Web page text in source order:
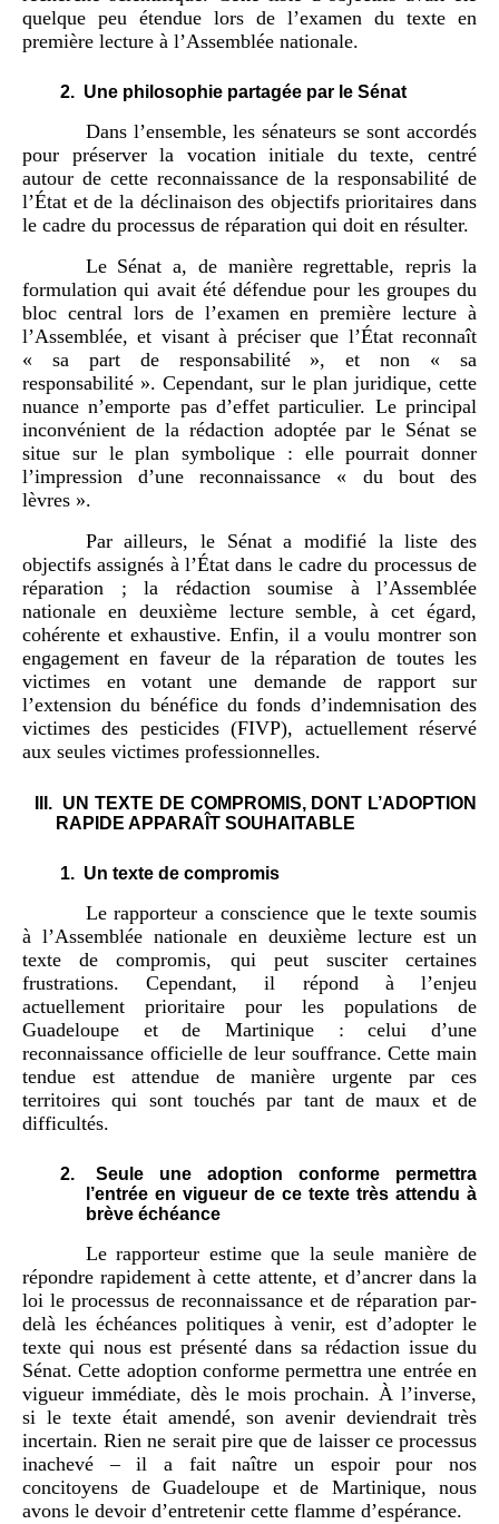
quelque peu étendue lors de l’examen du texte en
première lecture à l’Assemblée nationale.
2. Une philosophie partagée par le Sénat
Dans l’ensemble, les sénateurs se sont accordés
pour préserver la vocation initiale du texte, centré
autour de cette reconnaissance de la responsabilité de
l’État et de la déclinaison des objectifs prioritaires dans
le cadre du processus de réparation qui doit en résulter.
Le Sénat a, de manière regrettable, repris la
formulation qui avait été défendue pour les groupes du
bloc central lors de l’examen en première lecture à
l’Assemblée, et visant à préciser que l’État reconnaît
« sa part de responsabilité », et non « sa
responsabilité ». Cependant, sur le plan juridique, cette
nuance n’emporte pas d’effet particulier. Le principal
inconvénient de la rédaction adoptée par le Sénat se
situe sur le plan symbolique : elle pourrait donner
l’impression d’une reconnaissance « du bout des
lèvres ».
Par ailleurs, le Sénat a modifié la liste des
objectifs assignés à l’État dans le cadre du processus de
réparation ; la rédaction soumise à l’Assemblée
nationale en deuxième lecture semble, à cet égard,
cohérente et exhaustive. Enfin, il a voulu montrer son
engagement en faveur de la réparation de toutes les
victimes en votant une demande de rapport sur
l’extension du bénéfice du fonds d’indemnisation des
victimes des pesticides (FIVP), actuellement réservé
aux seules victimes professionnelles.
III. UN TEXTE DE COMPROMIS, DONT L’ADOPTION
RAPIDE APPARAÎT SOUHAITABLE
1. Un texte de compromis
Le rapporteur a conscience que le texte soumis
à l’Assemblée nationale en deuxième lecture est un
texte de compromis, qui peut susciter certaines
frustrations. Cependant, il répond à l’enjeu
actuellement prioritaire pour les populations de
Guadeloupe et de Martinique : celui d’une
reconnaissance officielle de leur souffrance. Cette main
tendue est attendue de manière urgente par ces
territoires qui sont touchés par tant de maux et de
difficultés.
2.
Seule une adoption conforme permettra
l’entrée en vigueur de ce texte très attendu à
brève échéance
Le rapporteur estime que la seule manière de
répondre rapidement à cette attente, et d’ancrer dans la
loi le processus de reconnaissance et de réparation par-
delà les échéances politiques à venir, est d’adopter le
texte qui nous est présenté dans sa rédaction issue du
Sénat. Cette adoption conforme permettra une entrée en
vigueur immédiate, dès le mois prochain. À l’inverse,
si le texte était amendé, son avenir deviendrait très
incertain. Rien ne serait pire que de laisser ce processus
inachevé – il a fait naître un espoir pour nos
concitoyens de Guadeloupe et de Martinique, nous
avons le devoir d’entretenir cette flamme d’espérance.